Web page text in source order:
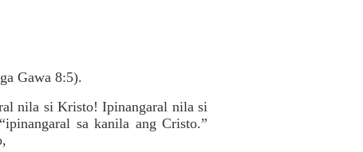
Gawa 8:5).
nila si Kristo! Ipinangaral nila si
sa kanila ang Cristo.”